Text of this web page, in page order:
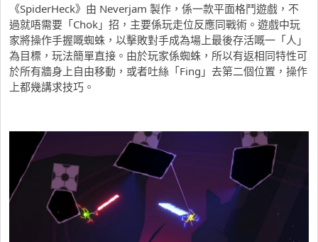
《SpiderHeck》由 Neverjam 製作，係一款平面格鬥遊戲，不
過就唔需要「Chok」招，主要係玩走位反應同戰術。遊戲中玩
家將操作手握嘅蜘蛛，以擊敗對手成為場上最後存活嘅一「人」
為目標，玩法簡單直接。由於玩家係蜘蛛，所以有返相同特性可
於所有牆身上自由移動，或者吐絲「Fing」去第二個位置，操作
上都幾講求技巧。